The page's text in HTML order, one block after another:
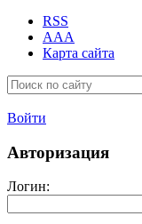
RSS
AAA
Карта сайта
Войти
Авторизация
Логин: